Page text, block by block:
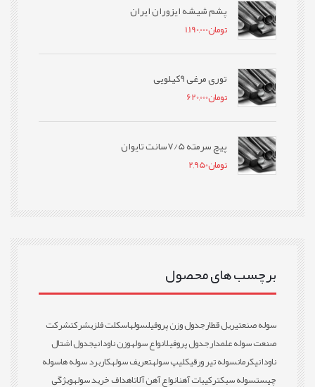
پشم شیشه ایزوران ایران
تومان1,190,000
توری مرغی 9کیلویی
تومان620,000
پیچ سرمته 7/5سانت تایوان
تومان2,950
برچسب های محصول
سوله صنعتیریل قطارجدول وزن پروفیلسولهاسکلت فلزیشرکتشرکت
صنعت سوله علمدارجدول پروفیلانواع سولهوزن ناودانیجدول اشتال
ناودانیکرمانسوله تیر ورقیکلیپ سولهتعریف سولهکاربرد سوله هاسوله
چیستسوله سبکترکیبات آهنانواع آهن آلاتاهداف خرید سولهویژگی